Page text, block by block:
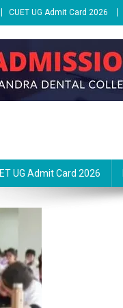
CUET UG Admit Card 2026
UG Admit Card 2026